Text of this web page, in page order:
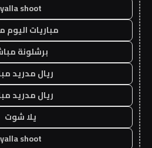
yalla shoot
مباريات اليوم
برشلونة
ريال مدريد
ريال مدريد
يلا شوت
yalla shoot